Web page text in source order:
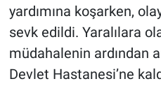
yardımına koşarken,
sevk edildi. Yaralılara
müdahalenin ardından
Devlet Hastanesi’ne